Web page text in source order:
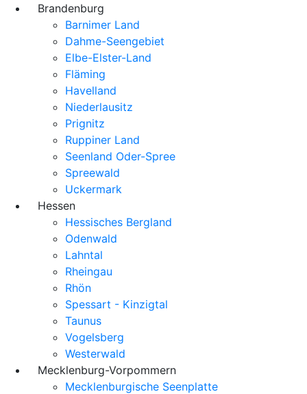
Brandenburg
Barnimer Land
Dahme-Seengebiet
Elbe-Elster-Land
Fläming
Havelland
Niederlausitz
Prignitz
Ruppiner Land
Seenland Oder-Spree
Spreewald
Uckermark
Hessen
Hessisches Bergland
Odenwald
Lahntal
Rheingau
Rhön
Spessart - Kinzigtal
Taunus
Vogelsberg
Westerwald
Mecklenburg-Vorpommern
Mecklenburgische Seenplatte